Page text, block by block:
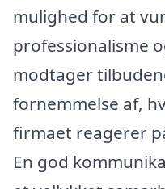
mulighed for at
professionalisme
modtager
fornemmelse af,
firmaet reagerer
En god